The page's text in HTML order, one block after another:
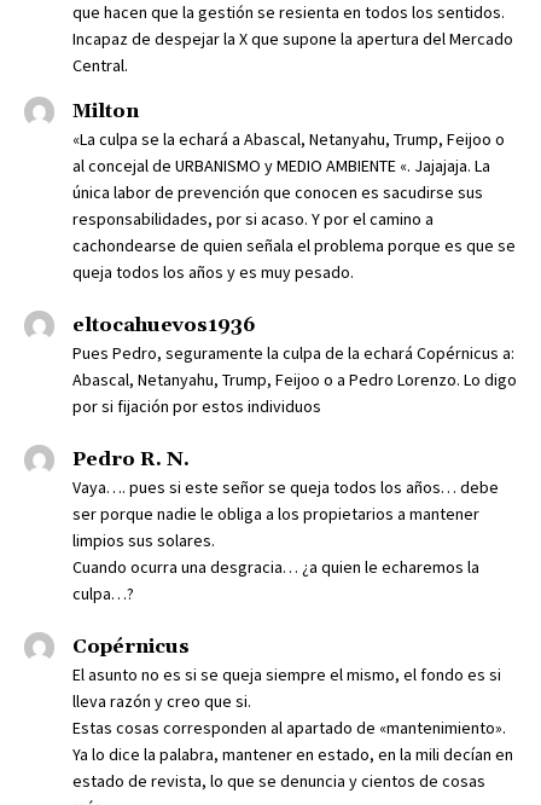
que hacen que la gestión se resienta en todos los sentidos.
Incapaz de despejar la X que supone la apertura del Mercado
Central.
Milton
«La culpa se la echará a Abascal, Netanyahu, Trump, Feijoo o
al concejal de URBANISMO y MEDIO AMBIENTE «. Jajajaja. La
única labor de prevención que conocen es sacudirse sus
responsabilidades, por si acaso. Y por el camino a
cachondearse de quien señala el problema porque es que se
queja todos los años y es muy pesado.
eltocahuevos1936
Pues Pedro, seguramente la culpa de la echará Copérnicus a:
Abascal, Netanyahu, Trump, Feijoo o a Pedro Lorenzo. Lo digo
por si fijación por estos individuos
Pedro R. N.
Vaya…. pues si este señor se queja todos los años… debe
ser porque nadie le obliga a los propietarios a mantener
limpios sus solares.
Cuando ocurra una desgracia… ¿a quien le echaremos la
culpa…?
Copérnicus
El asunto no es si se queja siempre el mismo, el fondo es si
lleva razón y creo que si.
Estas cosas corresponden al apartado de «mantenimiento».
Ya lo dice la palabra, mantener en estado, en la mili decían en
estado de revista, lo que se denuncia y cientos de cosas